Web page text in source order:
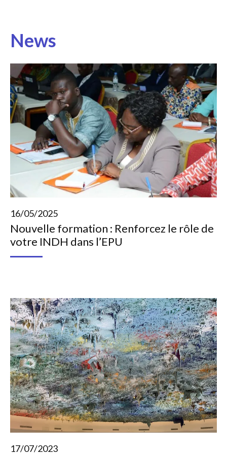
News
16/05/2025
Nouvelle formation : Renforcez le rôle de
votre INDH dans l’EPU
17/07/2023